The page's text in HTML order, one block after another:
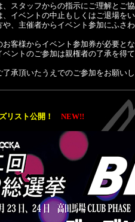
、スタッフからの指示にご理解とご
、イベントの中止もしくはご退場を
や、主催者からイベント参加にふさ
お客様からイベント参加券が必要と
ベントのご参加は親権者の了承を得
了承頂いたうえでのご参加をお願い
リスト公開！
NEW!!